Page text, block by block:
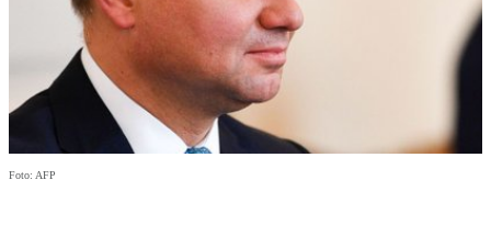
Foto: AFP